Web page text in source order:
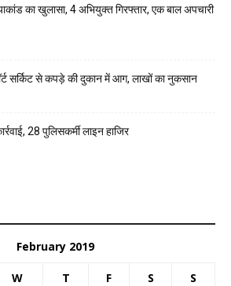
का खुलासा, 4 अभियुक्त गिरफ्तार, एक बाल अपचारी
सर्किट से कपड़े की दुकान में आग, लाखों का नुकसान
28 पुलिसकर्मी लाइन हाजिर
February 2019
W T F S S